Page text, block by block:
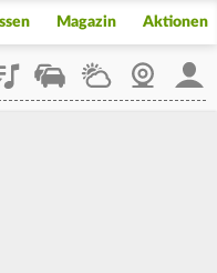
Magazin Aktionen
StaupilotWetterWebcam